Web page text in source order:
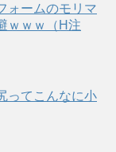
ォームのモリマ
ｗｗｗ（H注
ってこんなに小